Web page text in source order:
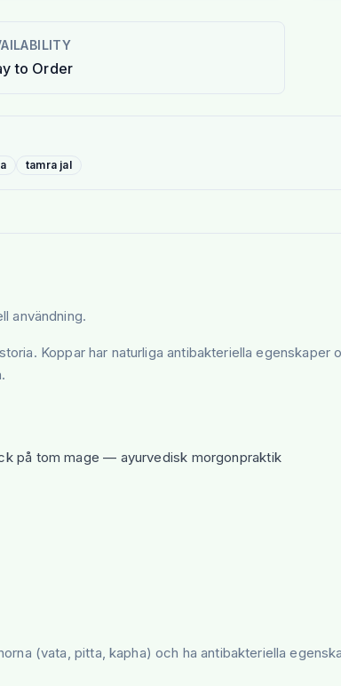
to Order
tamra jal
användning.
Koppar har naturliga antibakteriella
på tom mage — ayurvedisk morgonpraktik
(vata, pitta, kapha) och ha antibakteriella